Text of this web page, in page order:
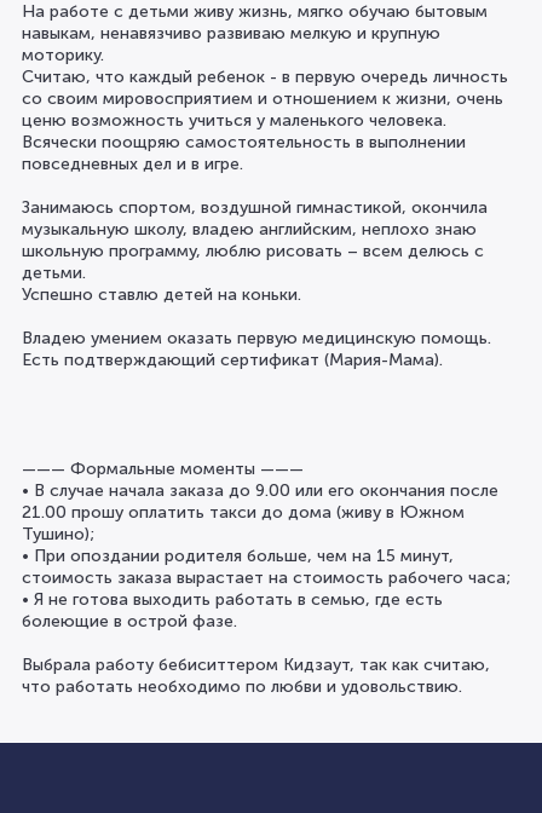
На работе с детьми живу жизнь, мягко обучаю бытовым
навыкам, ненавязчиво развиваю мелкую и крупную
моторику.
Считаю, что каждый ребенок - в первую очередь личность
со своим мировосприятием и отношением к жизни, очень
ценю возможность учиться у маленького человека.
Всячески поощряю самостоятельность в выполнении
повседневных дел и в игре.
Занимаюсь спортом, воздушной гимнастикой, окончила
музыкальную школу, владею английским, неплохо знаю
школьную программу, люблю рисовать – всем делюсь с
детьми.
Успешно ставлю детей на коньки.
Владею умением оказать первую медицинскую помощь.
Есть подтверждающий сертификат (Мария-Мама).
——— Формальные моменты ———
• В случае начала заказа до 9.00 или его окончания после
21.00 прошу оплатить такси до дома (живу в Южном
Тушино);
• При опоздании родителя больше, чем на 15 минут,
стоимость заказа вырастает на стоимость рабочего часа;
• Я не готова выходить работать в семью, где есть
болеющие в острой фазе.
Выбрала работу бебиситтером Кидзаут, так как считаю,
что работать необходимо по любви и удовольствию.